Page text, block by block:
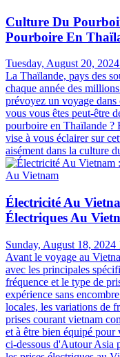
Culture Du
Pourboire En
Tuesday, August 20, 2024
La Thaïlande, pays des
chaque année des
prévoyez un voyage
vous vous êtes peut-être
pourboire en Thaïlande ?
vise à vous éclairer sur
aisément dans la culture
Électricité Au
Électriques Au
Sunday, August 18, 2024
Avant le voyage au
avec les principales
fréquence et le type de
expérience sans
locales, les variations de
prises courant vietnam
et à être bien équipé
ci-dessous d'Autour Asia